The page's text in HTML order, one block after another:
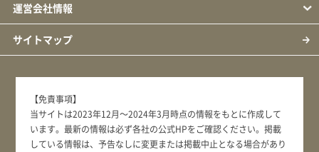
運営会社情報
サイトマップ
【免責事項】
当サイトは2023年12月～2024年3月時点の情報をもとに作成して
います。最新の情報は必ず各社の公式HPをご確認ください。掲載
している情報は、予告なしに変更または掲載中止となる場合があり